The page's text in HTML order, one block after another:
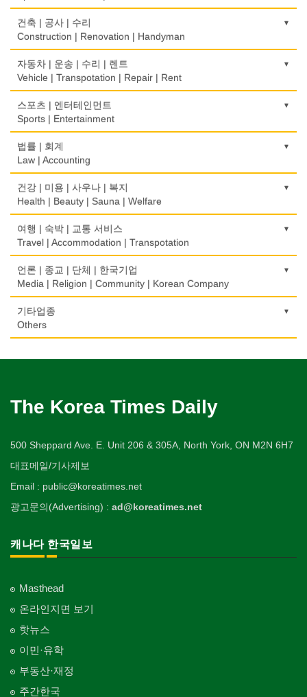
식품점
Korean Food
Food Manufacturing
와인제조
Wine Maker
정육점
제과점
Bakery
식품도매
Food Distributors
안경점
Optical Stores
의료기구
Medical Instruments
Denturist
한의원/한약
약국
의사-내과
Internal Medicine
의사-물리치료/카이로 프랙터
Physiotherapy/Chiropractic Clinic
의사-비뇨기과
의사-산부인과
Obstetrician
Veterinarian
Ophthalmologist
의사-외과
Surgeon
의사-치과
의사-가정의
의사-기타
의사-정신과
Book Store
운전학원
Driving School
한글학교
Korean Language School
Boarding House
학교/학원
개인지도-체육
개인지도-음악
Private Lesson-Music
개인지도-옷수선
Private Lesson-Alteration
개인지도-어학/수학
개인지도-서예
개인지도-미술/사진
Private Lesson-Art/Photograph
Private Lesson-Ballet/Dance
Private Lesson-Flower Arrangement
개인지도-기타
전자제품 판매/수리
Electronic Goods Sales/Repair
Telephone/Communication Service
컴퓨터 판매/수리
Computer Sales/Repair
모기지
Mortgage
International Trade
Insurance/Investment/Finance
부동산 관리
Property Management
채무조정
Bankruptcy
Real Estate
은행/금융기관
Bank/Financing Service
광고/그래픽 디자인
Advertising/Graphic Design
광고 에이전트
Advertising Agency
경보/도난방지
Alarm/Security System
Cemetery/Monument
빨래방/세탁
Coin Laundry/Dry cleaning
상패/트로피
Medal/Trophy
Dry cleaning Equipment
악기사
열쇠
보석감정사
인쇄
장의사
직업소개 에이전트
Cleaning
카펫 청소
Carpet Cleaning
판촉물
gifts for events
건축 | 공사 | 수리
Construction | Renovation | Handyman
건축시공/개조
Construction/Home Renovation
건축설계사
Architect
Architecture
Home Inspection
간판
Signs
가구판매/수리
Furniture Sales/Repair
Machinery Rebuilding
난방/냉동
스테이징 홈
전기공사/수리
Electric Work
정원공사/조경
Roofing
Curtain/Carpet
Wall Paper/Paint
가라지/그라지/차고
Garage Door
자동차 | 운송 | 수리 | 렌트
Vehicle | Transpotation | Repair | Rent
운송/통관/이삿짐
Transportation/Moving
택배
Courier Service
Taxi Service
Automobile/Car
자동차-렌트
Car Rental
자동차-바디샵
Autobody Shop
자동차-판매/리스
자동차-견인
Towing
자동차-청소
Auto Cleaning
스포츠 | 엔터테인먼트
Sports | Entertainment
골프장비
Golf Equipment
골프장
Golf/Country Club
가라오케/노래방/카페
Karaoke/Cafe
Dahn Centre
당구장
Billiard Club
볼링장
운동구/스포츠용품
취미/레저
Hobby/Leisure
태권도/무술
Taekwondo/Martial Arts
법률 | 회계
Law | Accounting
교통위반티켓
Traffic Ticket
공인회계사(CPA)
CPA
번역/통역/이력서
Translation/Interpretation/Resume Service
Law Office
회계업무
건강 | 미용 | 사우나 | 복지
Health | Beauty | Sauna | Welfare
건강상담/식품/정보
Health Counseling/Food/Information
의료기
Medical Equipment
Massage
Spring Water/Water Purifier
Nursing Home
Sauna
Skin Care
화장품
Cosmetics
피트니스/헬스
Fitness
산후조리서비스
여행 | 숙박 | 교통 서비스
Travel | Accommodation | Transpotation
호텔/모텔/숙박
Hotel/Motel
여행/관광
Travel/Tour
언론 | 종교 | 단체 | 한국기업
Media | Religion | Community | Korean Company
기도원/수양관
Retreat Centre
Korean Businessmen's Association
Buddhist Temple
한국일보 본사 및 지국
한국정부기관
Korean Governmental Organization
한인회
Korean Cultural Association
Newspaper/TV/Radio
한국기업 현지법인/지사
Korean Enterprises In Canada
동창회-대학교
Alumni University
동창회-중·고등학교
기타업종
Others
Shoe Repair
ETC
아파트
The Korea Times Daily
500 Sheppard Ave. E. Unit 206 & 305A, North York, ON M2N 6H7
대표메일/기사제보
Email : public@koreatimes.net
광고문의(Advertising) : ad@koreatimes.net
캐나다 한국일보
Masthead
온라인지면 보기
핫뉴스
이민·유학
부동산·재정
주간한국